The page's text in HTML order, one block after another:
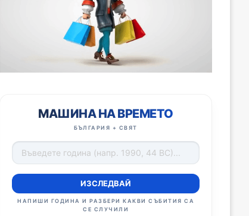
МАШИНА НА ВРЕМЕТО
БЪЛГАРИЯ + СВЯТ
ИЗСЛЕДВАЙ
НАПИШИ ГОДИНА И РАЗБЕРИ КАКВИ СЪБИТИЯ СА
СЕ СЛУЧИЛИ